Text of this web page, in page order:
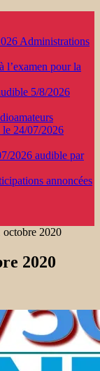
Administrations
l’examen pour la
5/8/2026
24/07/2026
2026 audible par
annoncées
2020
2020